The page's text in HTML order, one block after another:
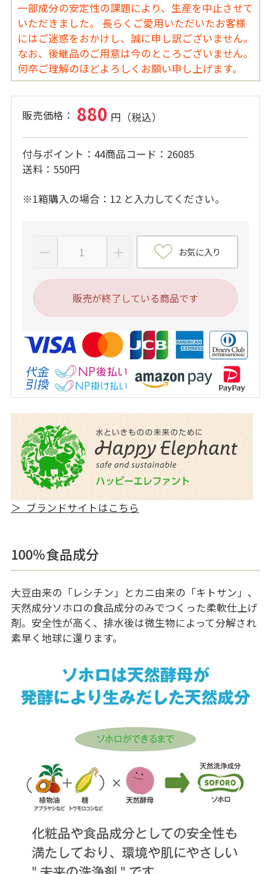
一部成分の安定性の課題により、生産を中止させて
いただきました。 長らくご愛用いただいたお客様
にはご迷惑をおかけし、誠に申し訳ございません。
なお、後継品のご用意は今のところございません。
何卒ご理解のほどよろしくお願い申し上げます。
880
付与ポイント 44商品コード
26085
送料
550円
※1箱購入の場合：12 と入力してください。
お気に入り
販売が終了している商品です
＞ ブランドサイトはこちら
100％食品成分
大豆由来の「レシチン」とカニ由来の「キトサン」、
天然成分ソホロの食品成分のみでつくった柔軟仕上げ
剤。安全性が高く、排水後は微生物によって分解され
素早く地球に還ります。